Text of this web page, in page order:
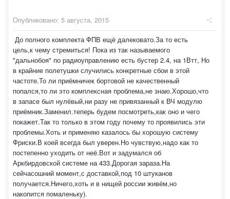
Опубликовано: 5 августа, 2015
До полного комплекта ФПВ ещё далековато.За то есть
цель,к чему стремиться! Пока из так называемого
"дальнобоя" по радиоуправлению есть бустер 2.4, на 1Втт, Но
в крайние полетушки случились конкретные сбои в этой
частоте.То ли приёмничек бортовой не качественный
попался,то ли это комплексная проблема,не знаю.Хорошо,что
в запасе был нулёвый,ни разу не привязанный к ВЧ модулю
приёмник.Заменил.теперь будем посмотреть,как оно и чего
покажет.Так то только в этом году почему то проявились эти
проблемы.Хоть и применяю казалось бы хорошую систему
Фриски.В коей всегда был уверен.Но чувствую,надо как то
постепенно уходить от неё.Вот и задумался об
Аркбирдовской системе на 433.Дорогая зараза.На
сейчасошний момент,с доставкой,под 10 штуканов
получается.Ничего,хоть и в нищей россии живём,но
накопится помаленьку).